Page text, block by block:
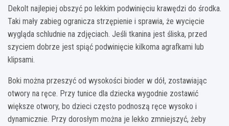
Dekolt najlepiej obszyć po lekkim podwinięciu krawędzi do środka.
Taki mały zabieg ogranicza strzępienie i sprawia, że wycięcie
wygląda schludnie na zdjęciach. Jeśli tkanina jest śliska, przed
szyciem dobrze jest spiąć podwinięcie kilkoma agrafkami lub
klipsami.
Boki można przeszyć od wysokości bioder w dół, zostawiając
otwory na ręce. Przy tunice dla dziecka wygodnie zostawić
większe otwory, bo dzieci często podnoszą ręce wysoko i
dynamicznie. Przy dorosłym można je lekko zmniejszyć, żeby